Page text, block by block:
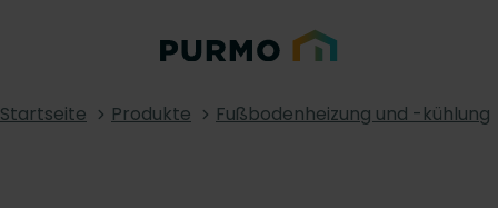
Startseite Produkte Fußbodenheizung und -kühlung